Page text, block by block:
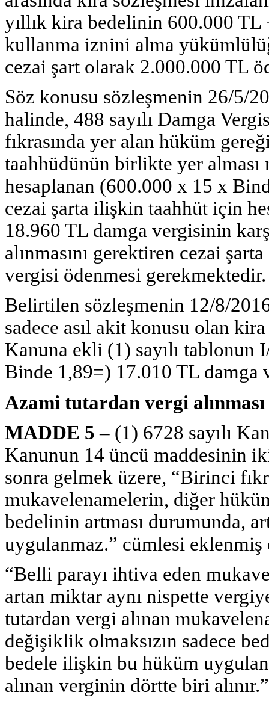
yıllık kira bedelinin 600.000
kullanma iznini alma
cezai şart olarak 2.000.000 TL
Söz konusu sözleşmenin 26/5/
halinde, 488 sayılı Damga
fıkrasında yer alan hüküm
taahhüdünün birlikte yer
hesaplanan (600.000 x 15 x
cezai şarta ilişkin taahhüt için
18.960 TL damga vergisinin
alınmasını gerektiren cezai
vergisi ödenmesi gerekmektedir.
Belirtilen sözleşmenin 12/8/
sadece asıl akit konusu olan
Kanuna ekli (1) sayılı tablonun
Binde 1,89=) 17.010 TL damga
Azami tutardan vergi alınması
MADDE 5 – (1) 6728 sayılı
Kanunun 14 üncü maddesinin
sonra gelmek üzere, “Birinci
mukavelenamelerin, diğer
bedelinin artması durumunda,
uygulanmaz.” cümlesi eklenmiş
“Belli parayı ihtiva eden
artan miktar aynı nispette
tutardan vergi alınan
değişiklik olmaksızın sadece
bedele ilişkin bu hüküm
alınan verginin dörtte biri alınır.”